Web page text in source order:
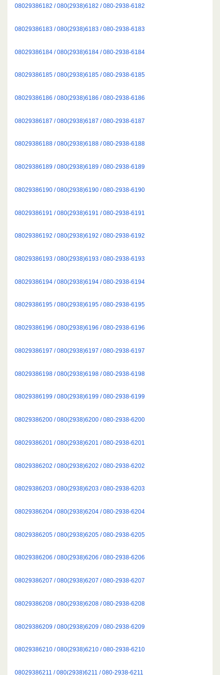
08029386182 / 080(2938)6182 / 080-2938-6182
08029386183 / 080(2938)6183 / 080-2938-6183
08029386184 / 080(2938)6184 / 080-2938-6184
08029386185 / 080(2938)6185 / 080-2938-6185
08029386186 / 080(2938)6186 / 080-2938-6186
08029386187 / 080(2938)6187 / 080-2938-6187
08029386188 / 080(2938)6188 / 080-2938-6188
08029386189 / 080(2938)6189 / 080-2938-6189
08029386190 / 080(2938)6190 / 080-2938-6190
08029386191 / 080(2938)6191 / 080-2938-6191
08029386192 / 080(2938)6192 / 080-2938-6192
08029386193 / 080(2938)6193 / 080-2938-6193
08029386194 / 080(2938)6194 / 080-2938-6194
08029386195 / 080(2938)6195 / 080-2938-6195
08029386196 / 080(2938)6196 / 080-2938-6196
08029386197 / 080(2938)6197 / 080-2938-6197
08029386198 / 080(2938)6198 / 080-2938-6198
08029386199 / 080(2938)6199 / 080-2938-6199
08029386200 / 080(2938)6200 / 080-2938-6200
08029386201 / 080(2938)6201 / 080-2938-6201
08029386202 / 080(2938)6202 / 080-2938-6202
08029386203 / 080(2938)6203 / 080-2938-6203
08029386204 / 080(2938)6204 / 080-2938-6204
08029386205 / 080(2938)6205 / 080-2938-6205
08029386206 / 080(2938)6206 / 080-2938-6206
08029386207 / 080(2938)6207 / 080-2938-6207
08029386208 / 080(2938)6208 / 080-2938-6208
08029386209 / 080(2938)6209 / 080-2938-6209
08029386210 / 080(2938)6210 / 080-2938-6210
08029386211 / 080(2938)6211 / 080-2938-6211